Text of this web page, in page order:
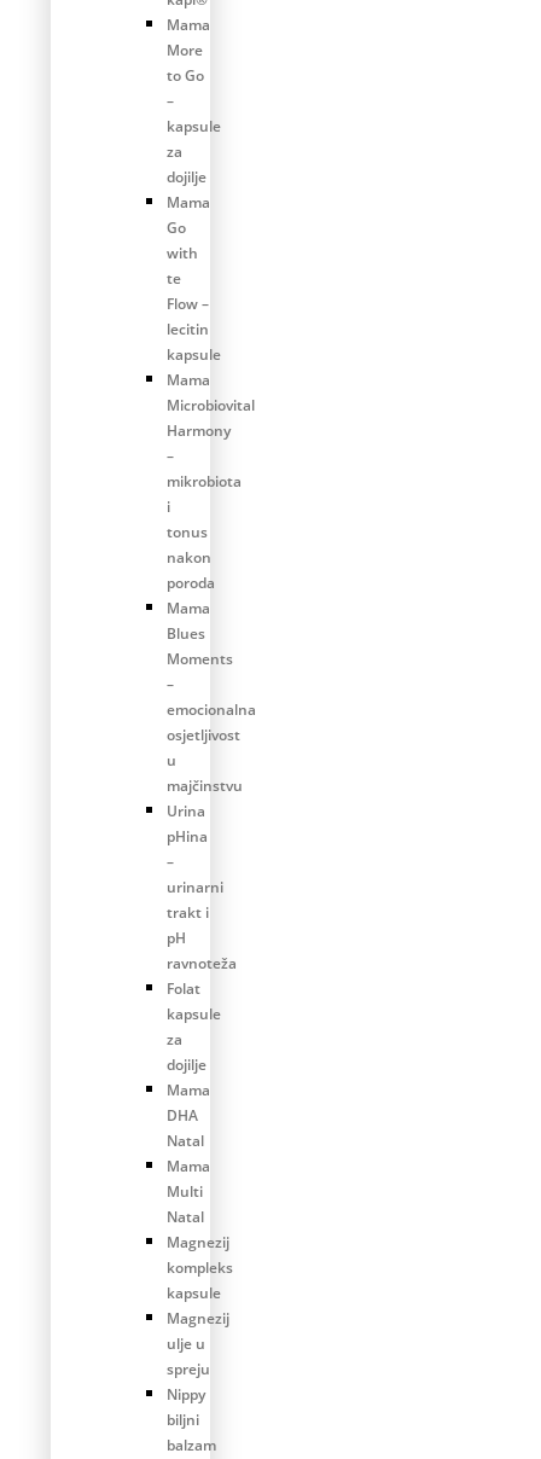
Mama
More
to Go
–
kapsule
za
dojilje
Mama
Go
with
te
Flow –
lecitin
kapsule
Mama
Microbiovital
Harmony
–
mikrobiota
i
tonus
nakon
poroda
Mama
Blues
Moments
–
emocionalna
osjetljivost
u
majčinstvu
Urina
pHina
–
urinarni
trakt i
pH
ravnoteža
Folat
kapsule
za
dojilje
Mama
DHA
Natal
Mama
Multi
Natal
Magnezij
kompleks
kapsule
Magnezij
ulje u
spreju
Nippy
biljni
balzam